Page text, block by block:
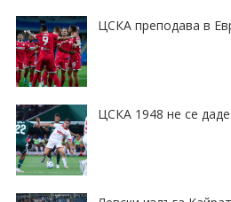
ЦСКА преподава в
ЦСКА 1948 не се